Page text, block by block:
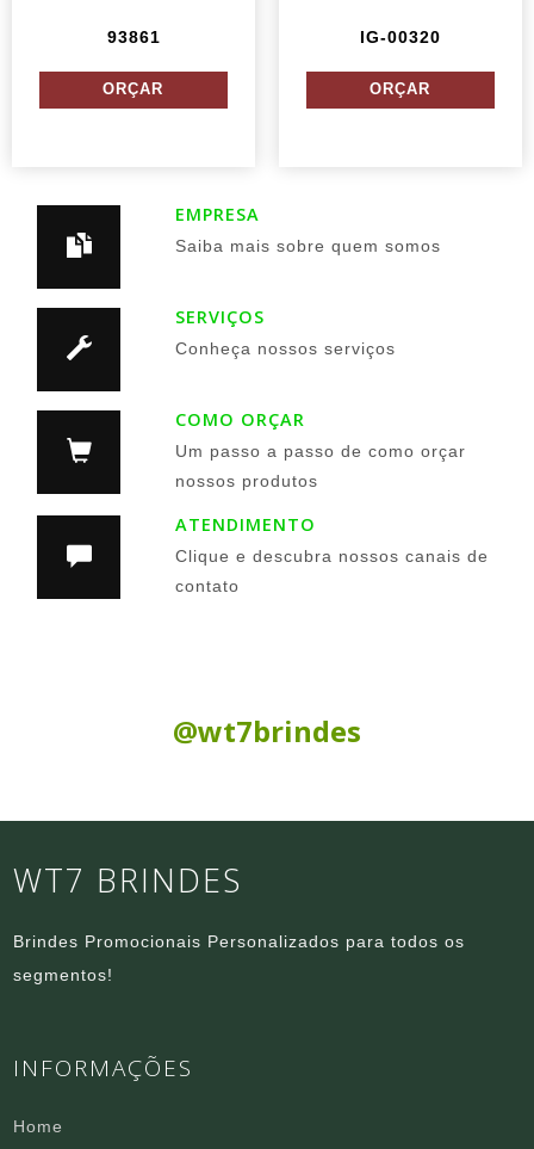
93861 IG-00320
EMPRESA
Saiba mais sobre quem somos
SERVIÇOS
Conheça nossos serviços
COMO ORÇAR
Um passo a passo de como orçar
nossos produtos
ATENDIMENTO
Clique e descubra nossos canais de
contato
@wt7brindes
WT7 BRINDES
Brindes Promocionais Personalizados para todos os
segmentos!
INFORMAÇÕES
Home